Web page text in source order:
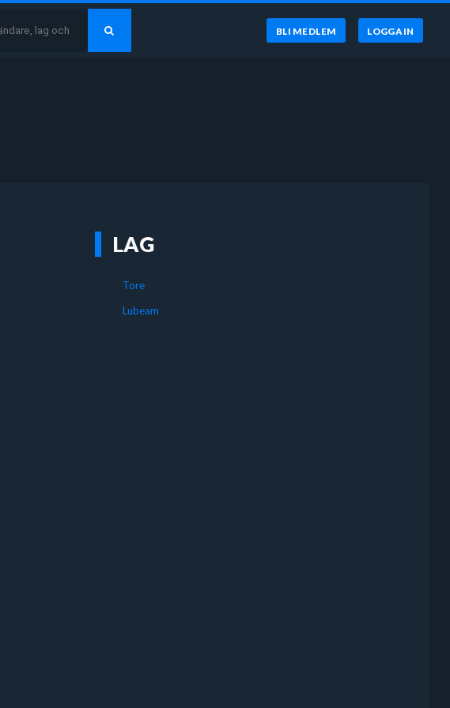
BLI MEDLEM LOGGA IN
LAG
Tore
Lubeam